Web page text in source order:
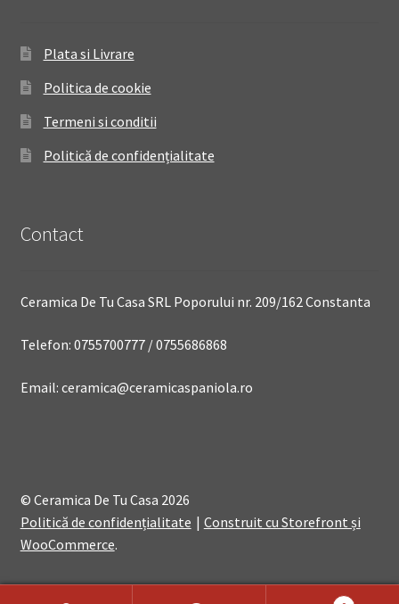
Plata si Livrare
Politica de cookie
Termeni si conditii
Politică de confidențialitate
Contact
Ceramica De Tu Casa SRL Poporului nr. 209/162 Constanta
Telefon: 0755700777 / 0755686868
Email: ceramica@ceramicaspaniola.ro
© Ceramica De Tu Casa 2026
Politică de confidențialitate
Construit cu Storefront și
WooCommerce.